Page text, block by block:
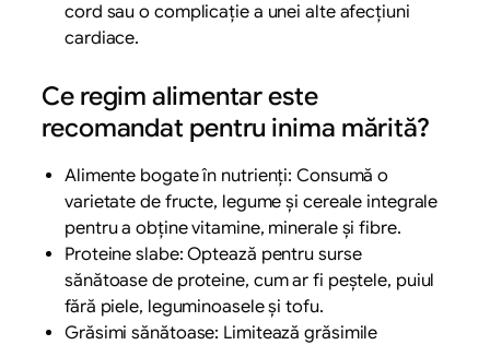
cord sau o complicație a unei alte afecțiuni
cardiace.
Ce regim alimentar este
recomandat pentru inima mărită?
Alimente bogate în nutrienți: Consumă o
varietate de fructe, legume și cereale integrale
pentru a obține vitamine, minerale și fibre.
Proteine slabe: Optează pentru surse
sănătoase de proteine, cum ar fi peștele, puiul
fără piele, leguminoasele și tofu.
Grăsimi sănătoase: Limitează grăsimile